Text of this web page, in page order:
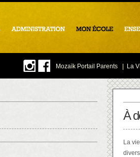
Mozaïk Portail Parents La
À
La